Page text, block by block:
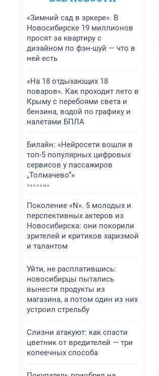
«Зимний сад в эркере». В
Новосибирске 19 миллионов
просят за квартиру с
дизайном по фэн-шуй — что в
ней есть
«На 18 отдыхающих 18
поваров». Как проходит лето в
Крыму с перебоями света и
бензина, водой по графику и
налетами БПЛА
Билайн: «Нейросети вошли в
топ-5 популярных цифровых
сервисов у пассажиров
„Толмачево“»
Поколение «N». 5 молодых и
перспективных актеров из
Новосибирска: они покорили
зрителей и критиков харизмой
и талантом
Уйти, не расплатившись:
новосибирцы пытались
вынести продукты из
магазина, а потом один из них
устроил стрельбу
Слизни атакуют: как спасти
цветник от вредителей — три
копеечных способа